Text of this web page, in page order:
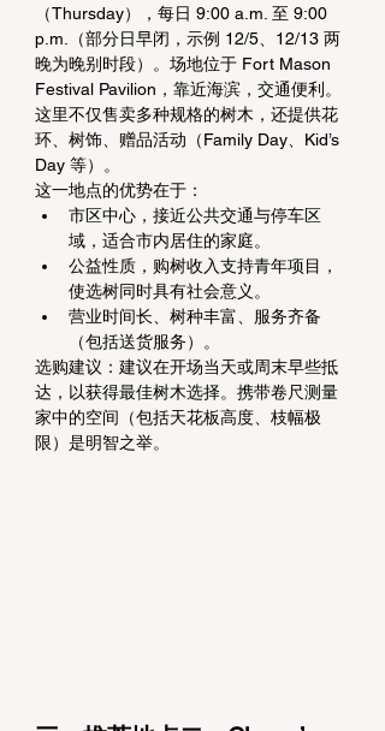
（Thursday），每日 9:00 a.m. 至 9:00
p.m.（部分日早闭，示例 12/5、12/13 两
晚为晚别时段）。场地位于 Fort Mason
Festival Pavilion，靠近海滨，交通便利。
这里不仅售卖多种规格的树木，还提供花
环、树饰、赠品活动（Family Day、Kid’s
Day 等）。
这一地点的优势在于：
市区中心，接近公共交通与停车区
域，适合市内居住的家庭。
公益性质，购树收入支持青年项目，
使选树同时具有社会意义。
营业时间长、树种丰富、服务齐备
（包括送货服务）。
选购建议：建议在开场当天或周末早些抵
达，以获得最佳树木选择。携带卷尺测量
家中的空间（包括天花板高度、枝幅极
限）是明智之举。